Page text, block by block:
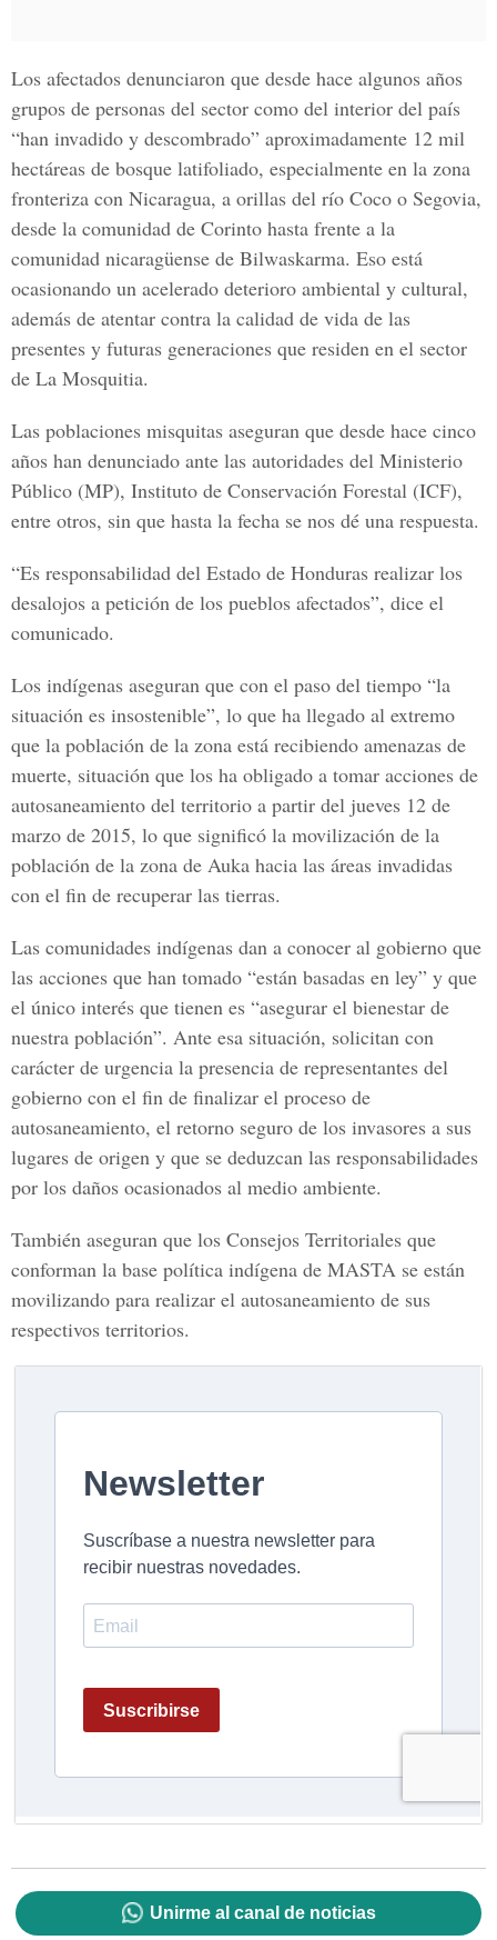
Los afectados denunciaron que desde hace algunos años
grupos de personas del sector como del interior del país
“han invadido y descombrado” aproximadamente 12 mil
hectáreas de bosque latifoliado, especialmente en la zona
fronteriza con Nicaragua, a orillas del río Coco o Segovia,
desde la comunidad de Corinto hasta frente a la
comunidad nicaragüense de Bilwaskarma. Eso está
ocasionando un acelerado deterioro ambiental y cultural,
además de atentar contra la calidad de vida de las
presentes y futuras generaciones que residen en el sector
de La Mosquitia.
Las poblaciones misquitas aseguran que desde hace cinco
años han denunciado ante las autoridades del Ministerio
Público (MP), Instituto de Conservación Forestal (ICF),
entre otros, sin que hasta la fecha se nos dé una respuesta.
“Es responsabilidad del Estado de Honduras realizar los
desalojos a petición de los pueblos afectados”, dice el
comunicado.
Los indígenas aseguran que con el paso del tiempo “la
situación es insostenible”, lo que ha llegado al extremo
que la población de la zona está recibiendo amenazas de
muerte, situación que los ha obligado a tomar acciones de
autosaneamiento del territorio a partir del jueves 12 de
marzo de 2015, lo que significó la movilización de la
población de la zona de Auka hacia las áreas invadidas
con el fin de recuperar las tierras.
Las comunidades indígenas dan a conocer al gobierno que
las acciones que han tomado “están basadas en ley” y que
el único interés que tienen es “asegurar el bienestar de
nuestra población”. Ante esa situación, solicitan con
carácter de urgencia la presencia de representantes del
gobierno con el fin de finalizar el proceso de
autosaneamiento, el retorno seguro de los invasores a sus
lugares de origen y que se deduzcan las responsabilidades
por los daños ocasionados al medio ambiente.
También aseguran que los Consejos Territoriales que
conforman la base política indígena de MASTA se están
movilizando para realizar el autosaneamiento de sus
respectivos territorios.
Unirme al canal de noticias